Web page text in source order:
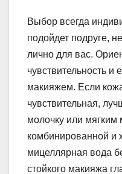
Выбор всегда
подойдет подруге,
лично для вас.
чувствительность и
макияжем. Если
чувствительная,
молочку или
комбинированной и
мицеллярная вода
стойкого макияжа